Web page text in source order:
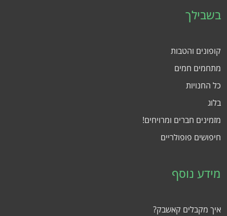
בשבילך
קופונים והטבות
מתחמים חמים
כל החנויות
בלוג
מזמינים חברים ומרויחים!
חיפושים פופולריים
מידע נוסף
איך מקבלים קאשבק?